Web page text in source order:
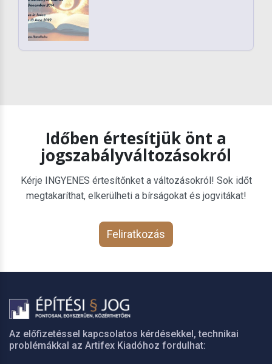
Időben értesítjük önt a
jogszabályváltozásokról
Kérje INGYENES értesítőnket a változásokról! Sok időt
megtakaríthat, elkerülheti a bírságokat és jogvitákat!
Feliratkozás
Az előfizetéssel kapcsolatos kérdésekkel, technikai
problémákkal az Artifex Kiadóhoz fordulhat: